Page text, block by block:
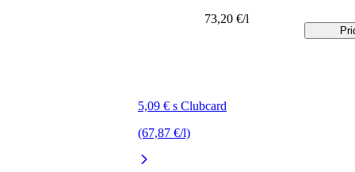
5,09 € s Clubcard
(67,87 €/l)
73,20 €/l